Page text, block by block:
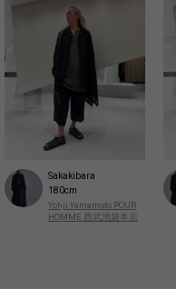
Sakakibara
180cm
Yohji Yamamoto POUR
HOMME 西武池袋本店